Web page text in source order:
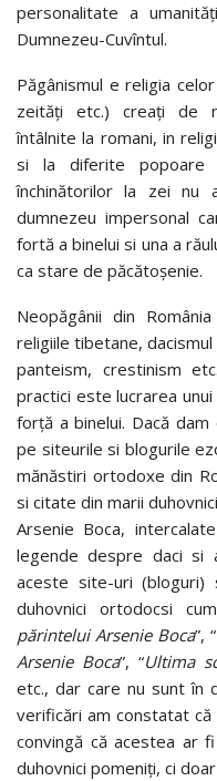
personalitate a
Dumnezeu-Cuvîntul.
Păgânismul e religia
zeități etc.) creați de
întâlnite la romani, in
si la diferite popoare
închinătorilor la zei nu
dumnezeu impersonal
fortă a binelui si una a
ca stare de păcătoșenie.
Neopăgânii din
religiile tibetane,
panteism, crestinism
practici este lucrarea
forță a binelui. Dacă
pe siteurile si blogurile
mănăstiri ortodoxe din
si citate din marii
Arsenie Boca,
legende despre daci si
aceste site-uri
duhovnici ortodocsi
părintelui Arsenie Boca”, “
Arsenie Boca”, “Ultima
etc., dar care nu sunt în
verificări am constatat
convingă că acestea ar
duhovnici pomeniți, ci